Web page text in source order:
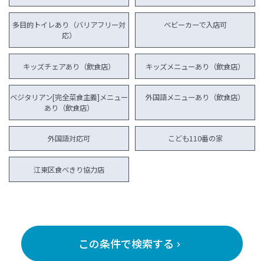
多目的トイレあり（バリアフリー対
応）
ベビーカーで入店可
キッズチェアあり（飲食店） キッズメニューあり（飲食店）
ベジタリアン[完全菜食主義]メニュー
あり（飲食店）
外国語メニューあり（飲食店）
外国語対応可 こども110番の家
江東区食べきり協力店
この条件で検索する keyboard_arrow_right